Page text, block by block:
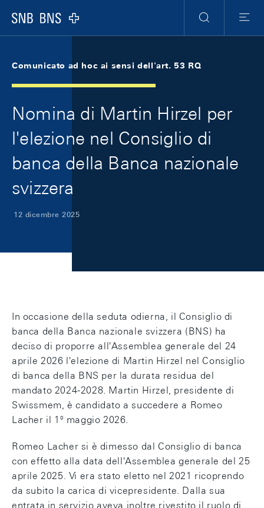
Logo
Ricerca
Menu
Comunicato ad hoc ai sensi dell'art. 53 RQ
Nomina di Martin Hirzel per
l'elezione nel Consiglio di
banca della Banca nazionale
svizzera
12 dicembre 2025
In occasione della seduta odierna, il Consiglio di
banca della Banca nazionale svizzera (BNS) ha
deciso di proporre all'Assemblea generale del 24
aprile 2026 l'elezione di Martin Hirzel nel Consiglio
di banca della BNS per la durata residua del
mandato 2024-2028. Martin Hirzel, presidente di
Swissmem, è candidato a succedere a Romeo
Lacher il 1º maggio 2026.
Romeo Lacher si è dimesso dal Consiglio di banca
con effetto alla data dell'Assemblea generale del 25
aprile 2025. Vi era stato eletto nel 2021 ricoprendo
da subito la carica di vicepresidente. Dalla sua
entrata in servizio aveva inoltre rivestito il ruolo di